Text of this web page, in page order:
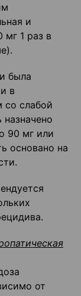
и
мг 1 раз в
была
в
со слабой
90 мг или
основано на
от